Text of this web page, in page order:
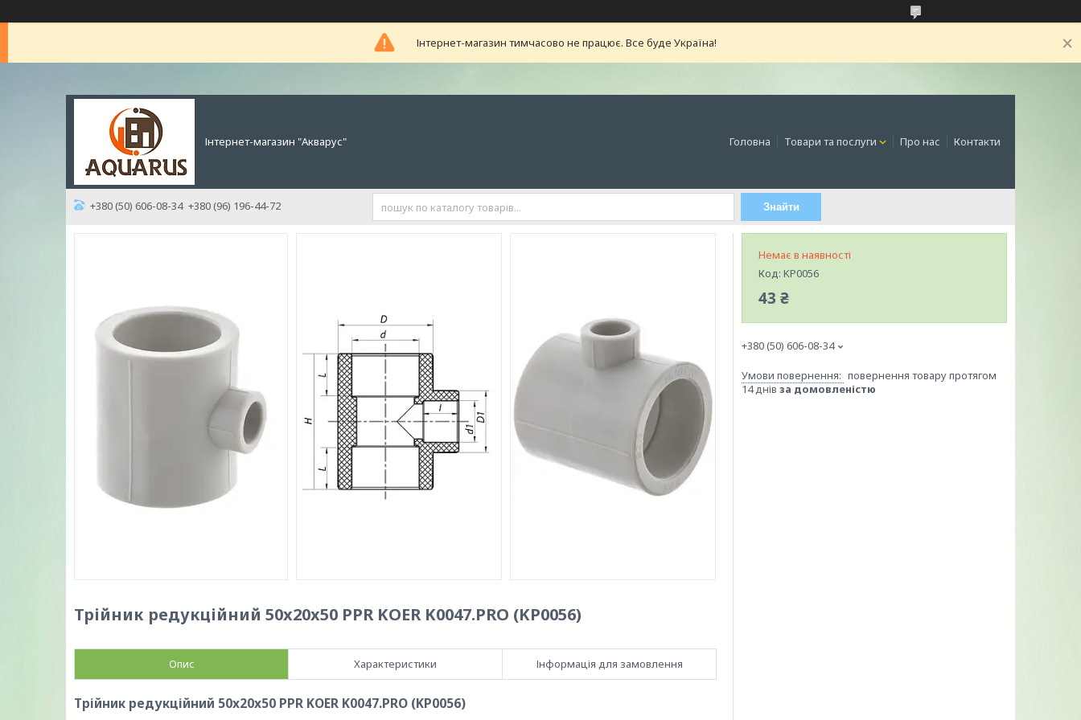
Інтернет-магазин тимчасово не працює. Все буде Україна!
Інтернет-магазин "Акварус" Головна Товари та послуги Про нас Контакти
+380 (50) 606-08-34 +380 (96) 196-44-72 Знайти
Трійник редукційний 50x20x50 PPR KOER K0047.PRO (KP0056)
Опис Характеристики Інформація для замовлення
Трійник редукційний 50x20x50 PPR KOER K0047.PRO (KP0056)
Немає в наявності
Код: KP0056
43 ₴
+380 (50) 606-08-34
повернення товару протягом
14 днів за домовленістю